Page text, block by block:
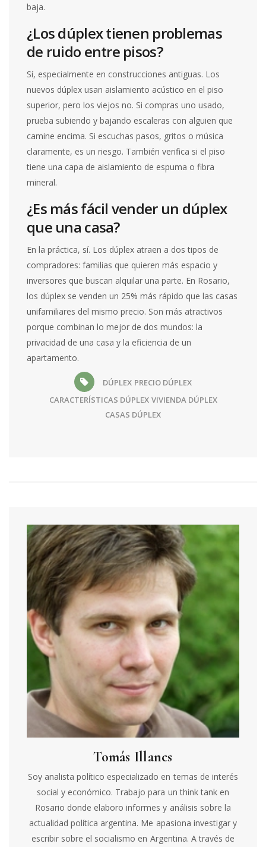
baja.
¿Los dúplex tienen problemas
de ruido entre pisos?
Sí, especialmente en construcciones antiguas. Los
nuevos dúplex usan aislamiento acústico en el piso
superior, pero los viejos no. Si compras uno usado,
prueba subiendo y bajando escaleras con alguien que
camine encima. Si escuchas pasos, gritos o música
claramente, es un riesgo. También verifica si el piso
tiene una capa de aislamiento de espuma o fibra
mineral.
¿Es más fácil vender un dúplex
que una casa?
En la práctica, sí. Los dúplex atraen a dos tipos de
compradores: familias que quieren más espacio y
inversores que buscan alquilar una parte. En Rosario,
los dúplex se venden un 25% más rápido que las casas
unifamiliares del mismo precio. Son más atractivos
porque combinan lo mejor de dos mundos: la
privacidad de una casa y la eficiencia de un
apartamento.
DÚPLEX PRECIO DÚPLEX
CARACTERÍSTICAS DÚPLEX VIVIENDA DÚPLEX
CASAS DÚPLEX
Tomás Illanes
Soy analista político especializado en temas de interés
social y económico. Trabajo para un think tank en
Rosario donde elaboro informes y análisis sobre la
actualidad política argentina. Me apasiona investigar y
escribir sobre el socialismo en Argentina. A través de